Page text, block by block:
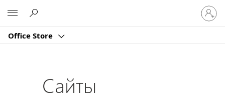
Office Store
в
Сайты